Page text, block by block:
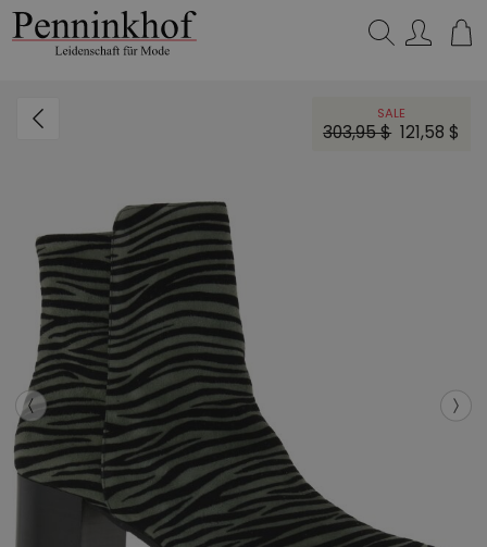
SALE
303,95 $ 121,58 $